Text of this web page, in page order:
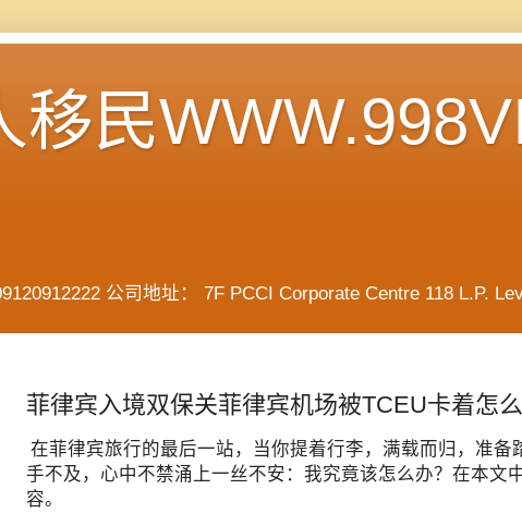
移民
公司地址： 7F PCCI Corporate Centre 118 L.P.
菲律宾入境双保关菲律宾机场被TCEU卡着怎么
在菲律宾旅行的最后一站，当你提着行李，满载而归，准
手不及，心中不禁涌上一丝不安：我究竟该怎么办？在本
容。